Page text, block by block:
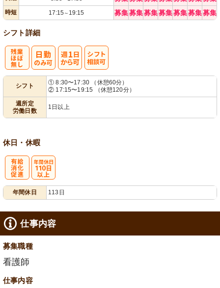
時短 17:15 ～ 19:15 募集募集募集募集募集募集募集
シフト詳細
シフト
① 8:30〜17:30 （休憩60分）
② 17:15〜19:15 （休憩120分）
週所定
労働日数
1日以上
休日・休暇
年間休日 113日
仕事内容
募集職種
看護師
仕事内容